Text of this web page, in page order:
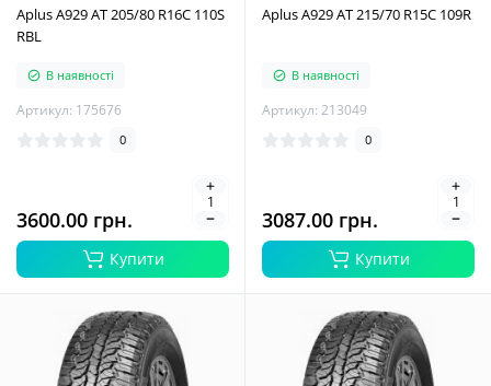
Aplus A929 AT 205/80 R16C 110S
RBL
В наявності
Артикул: 175676
0
3600.00 грн.
Купити
Aplus A929 AT 215/70 R15C 109R
В наявності
Артикул: 213049
0
3087.00 грн.
Купити